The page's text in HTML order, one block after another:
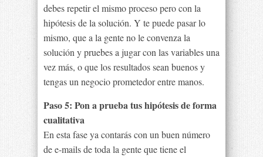
debes repetir el mismo proceso pero con la
hipótesis de la solución. Y te puede pasar lo
mismo, que a la gente no le convenza la
solución y pruebes a jugar con las variables una
vez más, o que los resultados sean buenos y
tengas un negocio prometedor entre manos.
Paso 5: Pon a prueba tus hipótesis de forma
cualitativa
En esta fase ya contarás con un buen número
de e-mails de toda la gente que tiene el